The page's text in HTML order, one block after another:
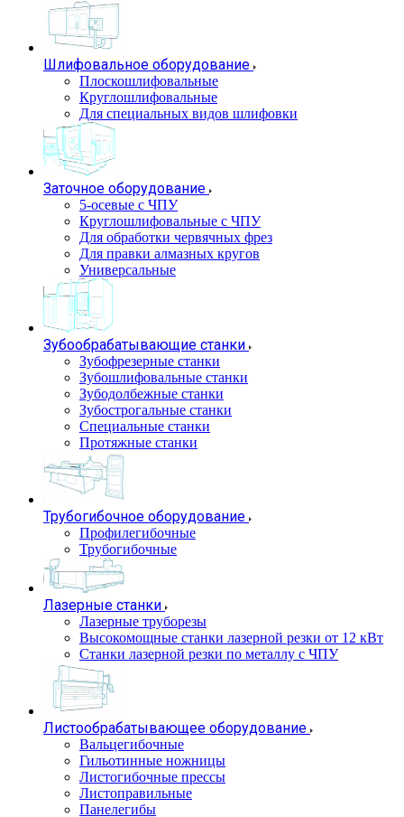
Шлифовальное оборудование
Плоскошлифовальные
Круглошлифовальные
Для специальных видов шлифовки
Заточное оборудование
5-осевые с ЧПУ
Круглошлифовальные с ЧПУ
Для обработки червячных фрез
Для правки алмазных кругов
Универсальные
Зубообрабатывающие станки
Зубофрезерные станки
Зубошлифовальные станки
Зубодолбежные станки
Зубострогальные станки
Специальные станки
Протяжные станки
Трубогибочное оборудование
Профилегибочные
Трубогибочные
Лазерные станки
Лазерные труборезы
Высокомощные станки лазерной резки от 12 кВт
Станки лазерной резки по металлу с ЧПУ
Листообрабатывающее оборудование
Вальцегибочные
Гильотинные ножницы
Листогибочные прессы
Листоправильные
Панелегибы